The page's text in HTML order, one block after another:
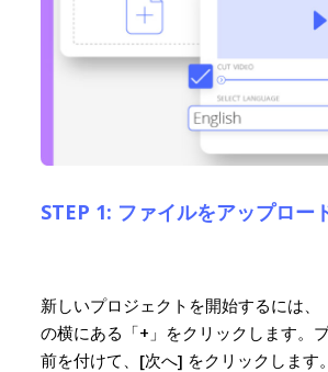
STEP 1: ファイルをアップロー
新しいプロジェクトを開始するには、
の横にある「+」をクリックします。
前を付けて、[次へ] をクリックします。